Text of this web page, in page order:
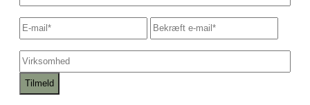
E-
mail*
Skriv
e-
Virksomhed